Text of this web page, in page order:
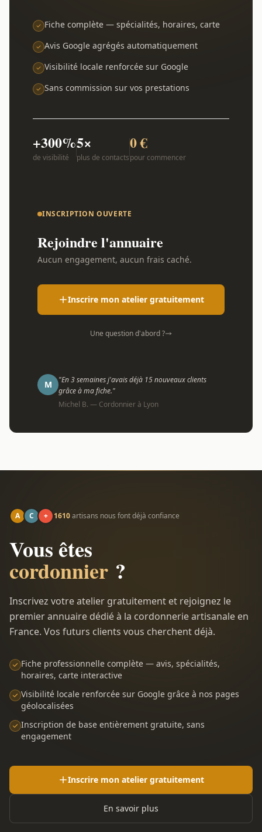
Fiche complète — spécialités, horaires, carte
Avis Google agrégés automatiquement
Visibilité locale renforcée sur Google
Sans commission sur vos prestations
+300%
de visibilité
5×
plus de contacts
0 €
pour commencer
INSCRIPTION OUVERTE
Rejoindre l'annuaire
Aucun engagement, aucun frais caché.
Inscrire mon atelier gratuitement
Une question d'abord ?
M
"En 3 semaines j'avais déjà 15 nouveaux clients
grâce à ma fiche."
Michel B. — Cordonnier à Lyon
A C + 1610artisans nous font déjà confiance
Vous êtes
cordonnier ?
Inscrivez votre atelier gratuitement et rejoignez le
premier annuaire dédié à la cordonnerie artisanale en
France. Vos futurs clients vous cherchent déjà.
Fiche professionnelle complète — avis, spécialités,
horaires, carte interactive
Visibilité locale renforcée sur Google grâce à nos pages
géolocalisées
Inscription de base entièrement gratuite, sans
engagement
Inscrire mon atelier gratuitement
En savoir plus